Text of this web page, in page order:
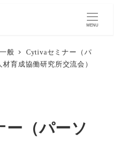
MENU
般
Cytivaセミナー（パ
育成協働研究所交流会）
（パーソ